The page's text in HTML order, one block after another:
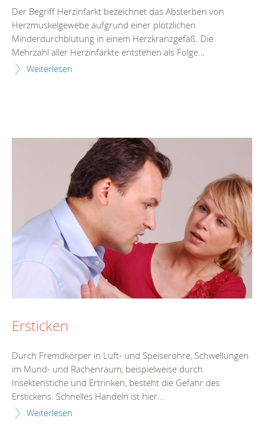
Der Begriff Herzinfarkt bezeichnet das Absterben von
Herzmuskelgewebe aufgrund einer plötzlichen
Minderdurchblutung in einem Herzkranzgefäß. Die
Mehrzahl aller Herzinfarkte entstehen als Folge...
Weiterlesen
Ersticken
Durch Fremdkörper in Luft- und Speiseröhre, Schwellungen
im Mund- und Rachenraum, beispielweise durch
Insektenstiche und Ertrinken, besteht die Gefahr des
Erstickens. Schnelles Handeln ist hier...
Weiterlesen